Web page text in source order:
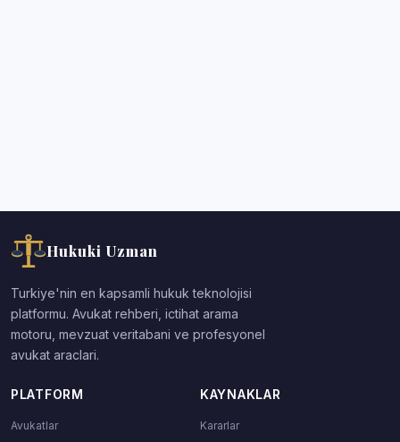
Hukuki Uzman
Turkiye'nin en kapsamli hukuk teknolojisi
platformu. Avukat rehberi, ictihat arama
motoru, mevzuat veritabani ve profesyonel
avukat araclari.
PLATFORM
Avukatlar
KAYNAKLAR
Kararlar